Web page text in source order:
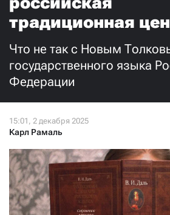
традиционная
Что не так с Новым
государственного языка
Федерации
Карл Рамаль
3000
500
Нажимая кнопку «Стать соучастником»,
я принимаю
СТАТЬ
ПОДЕЛИТЬСЯ С
Если у вас есть вопросы, пишите
звоните:
+7 (929) 612-03-68